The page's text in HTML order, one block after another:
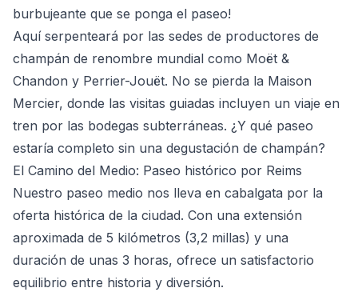
burbujeante que se ponga el paseo!
Aquí serpenteará por las sedes de productores de
champán de renombre mundial como Moët &
Chandon y Perrier-Jouët. No se pierda la Maison
Mercier, donde las visitas guiadas incluyen un viaje en
tren por las bodegas subterráneas. ¿Y qué paseo
estaría completo sin una degustación de champán?
El Camino del Medio: Paseo histórico por Reims
Nuestro paseo medio nos lleva en cabalgata por la
oferta histórica de la ciudad. Con una extensión
aproximada de 5 kilómetros (3,2 millas) y una
duración de unas 3 horas, ofrece un satisfactorio
equilibrio entre historia y diversión.